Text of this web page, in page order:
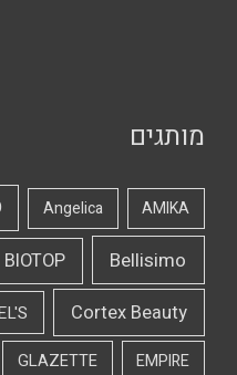
מותגים
AMIKA
Angelica
Bellisimo
BIOTOP
Cortex Beauty
EMPIRE
GLAZETTE